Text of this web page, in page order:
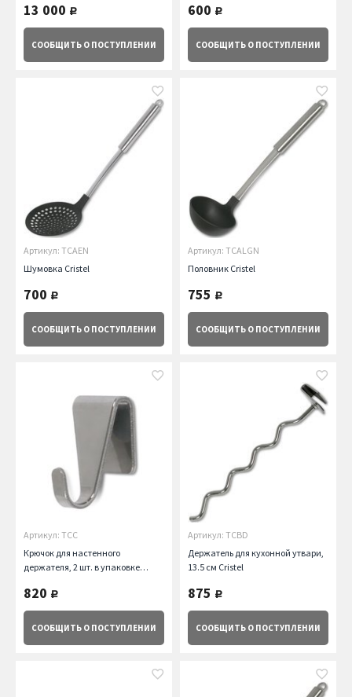
13 000 руб.
СООБЩИТЬ О ПОСТУПЛЕНИИ
600 руб.
СООБЩИТЬ О ПОСТУПЛЕНИИ
Артикул: TCAEN
Шумовка Cristel
700 руб.
СООБЩИТЬ О ПОСТУПЛЕНИИ
Артикул: TCALGN
Половник Cristel
755 руб.
СООБЩИТЬ О ПОСТУПЛЕНИИ
Артикул: TCC
Крючок для настенного
держателя, 2 шт. в упаковке
820 руб.
СООБЩИТЬ О ПОСТУПЛЕНИИ
Артикул: TCBD
Держатель для кухонной утвари,
13.5 см Cristel
875 руб.
СООБЩИТЬ О ПОСТУПЛЕНИИ